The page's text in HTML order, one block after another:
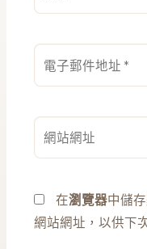
名
子
件
地
*
站
址
在瀏覽器中儲
網站網址，以供下